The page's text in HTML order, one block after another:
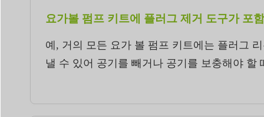
요가볼 펌프 키트에 플러그 제거 도구가 포
예, 거의 모든 요가 볼 펌프 키트에는 플러그
낼 수 있어 공기를 빼거나 공기를 보충해야 할